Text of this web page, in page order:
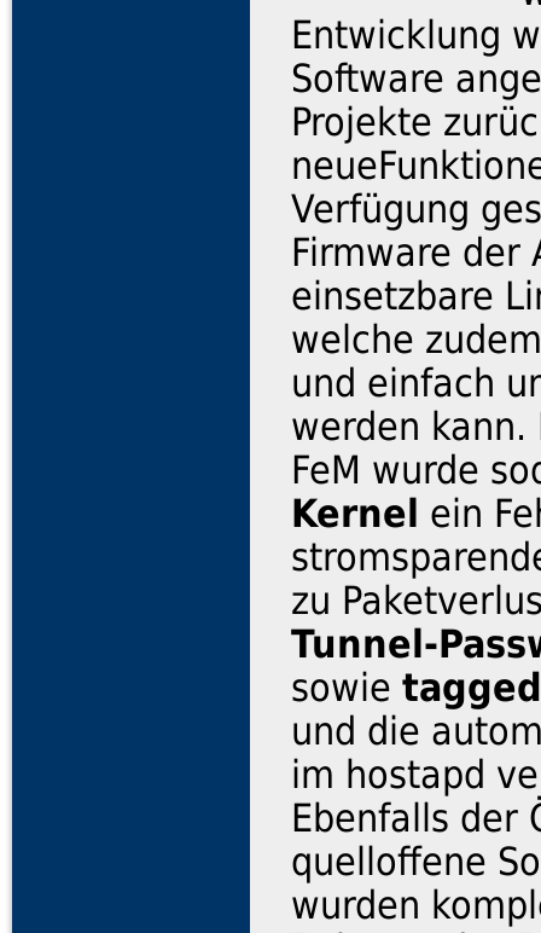
Entwicklung
Software
Projekte
Verfügung
Firmware der
einsetzbare
welche
und einfach
werden kann.
FeM wurde
Kernel ein
zu
Tunnel-
sowie
und die
im hostapd
Ebenfalls der
quelloffene
wurden